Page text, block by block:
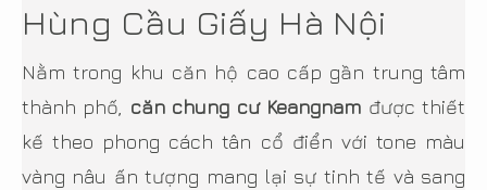
Hùng Cầu Giấy Hà Nội
Nằm trong khu căn hộ cao cấp gần trung tâm
thành phố, căn chung cư Keangnam được thiết
kế theo phong cách tân cổ điển với tone màu
vàng nâu ấn tượng mang lại sự tinh tế và sang